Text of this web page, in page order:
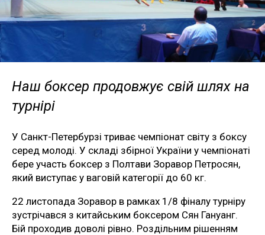
Наш боксер продовжує свій шлях на
турнірі
У Санкт-Петербурзі триває чемпіонат світу з боксу
серед молоді. У складі збірної України у чемпіонаті
бере участь боксер з Полтави Зоравор Петросян,
який виступає у ваговій категорії до 60 кг.
22 листопада Зоравор в рамках 1/8 фіналу турніру
зустрічався з китайським боксером Сян Гануанг.
Бій проходив доволі рівно. Роздільним рішенням